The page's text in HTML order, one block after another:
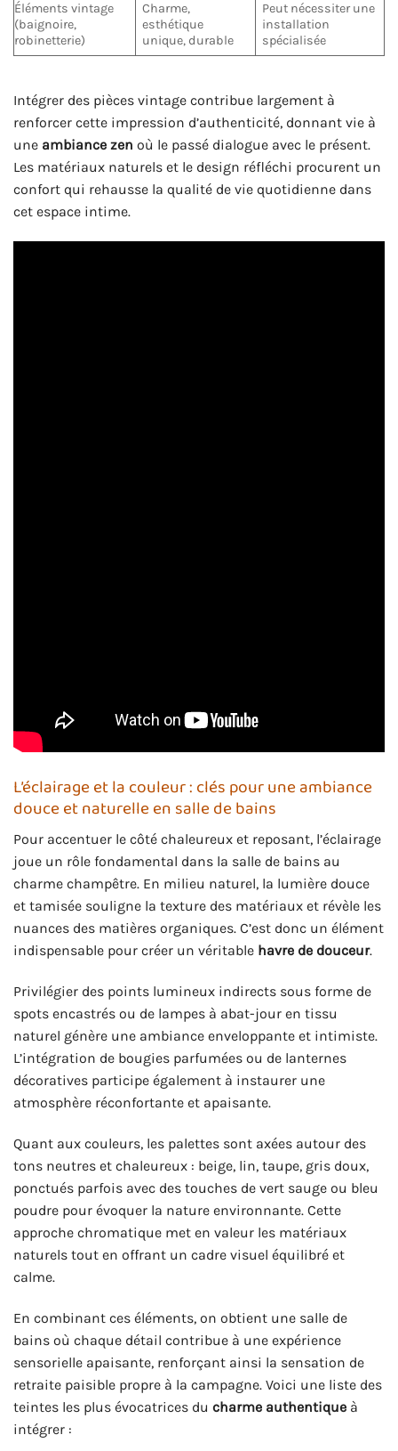
Éléments vintage
(baignoire,
robinetterie)
Charme,
esthétique
unique, durable
Peut nécessiter une
installation
spécialisée
Intégrer des pièces vintage contribue largement à
renforcer cette impression d’authenticité, donnant vie à
une ambiance zen où le passé dialogue avec le présent.
Les matériaux naturels et le design réfléchi procurent un
confort qui rehausse la qualité de vie quotidienne dans
cet espace intime.
L’éclairage et la couleur : clés pour une ambiance
douce et naturelle en salle de bains
Pour accentuer le côté chaleureux et reposant, l’éclairage
joue un rôle fondamental dans la salle de bains au
charme champêtre. En milieu naturel, la lumière douce
et tamisée souligne la texture des matériaux et révèle les
nuances des matières organiques. C’est donc un élément
indispensable pour créer un véritable havre de douceur.
Privilégier des points lumineux indirects sous forme de
spots encastrés ou de lampes à abat-jour en tissu
naturel génère une ambiance enveloppante et intimiste.
L’intégration de bougies parfumées ou de lanternes
décoratives participe également à instaurer une
atmosphère réconfortante et apaisante.
Quant aux couleurs, les palettes sont axées autour des
tons neutres et chaleureux : beige, lin, taupe, gris doux,
ponctués parfois avec des touches de vert sauge ou bleu
poudre pour évoquer la nature environnante. Cette
approche chromatique met en valeur les matériaux
naturels tout en offrant un cadre visuel équilibré et
calme.
En combinant ces éléments, on obtient une salle de
bains où chaque détail contribue à une expérience
sensorielle apaisante, renforçant ainsi la sensation de
retraite paisible propre à la campagne. Voici une liste des
teintes les plus évocatrices du charme authentique à
intégrer :